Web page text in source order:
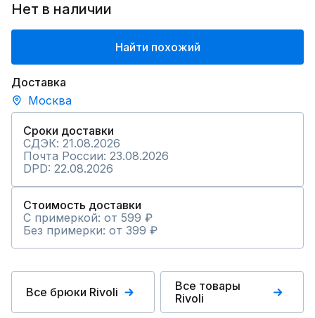
Нет в наличии
Найти похожий
Доставка
Москва
Сроки доставки
СДЭК: 21.08.2026
Почта России: 23.08.2026
DPD: 22.08.2026
Стоимость доставки
С примеркой: от 599 ₽
Без примерки: от 399 ₽
Все брюки Rivoli
Все товары
Rivoli